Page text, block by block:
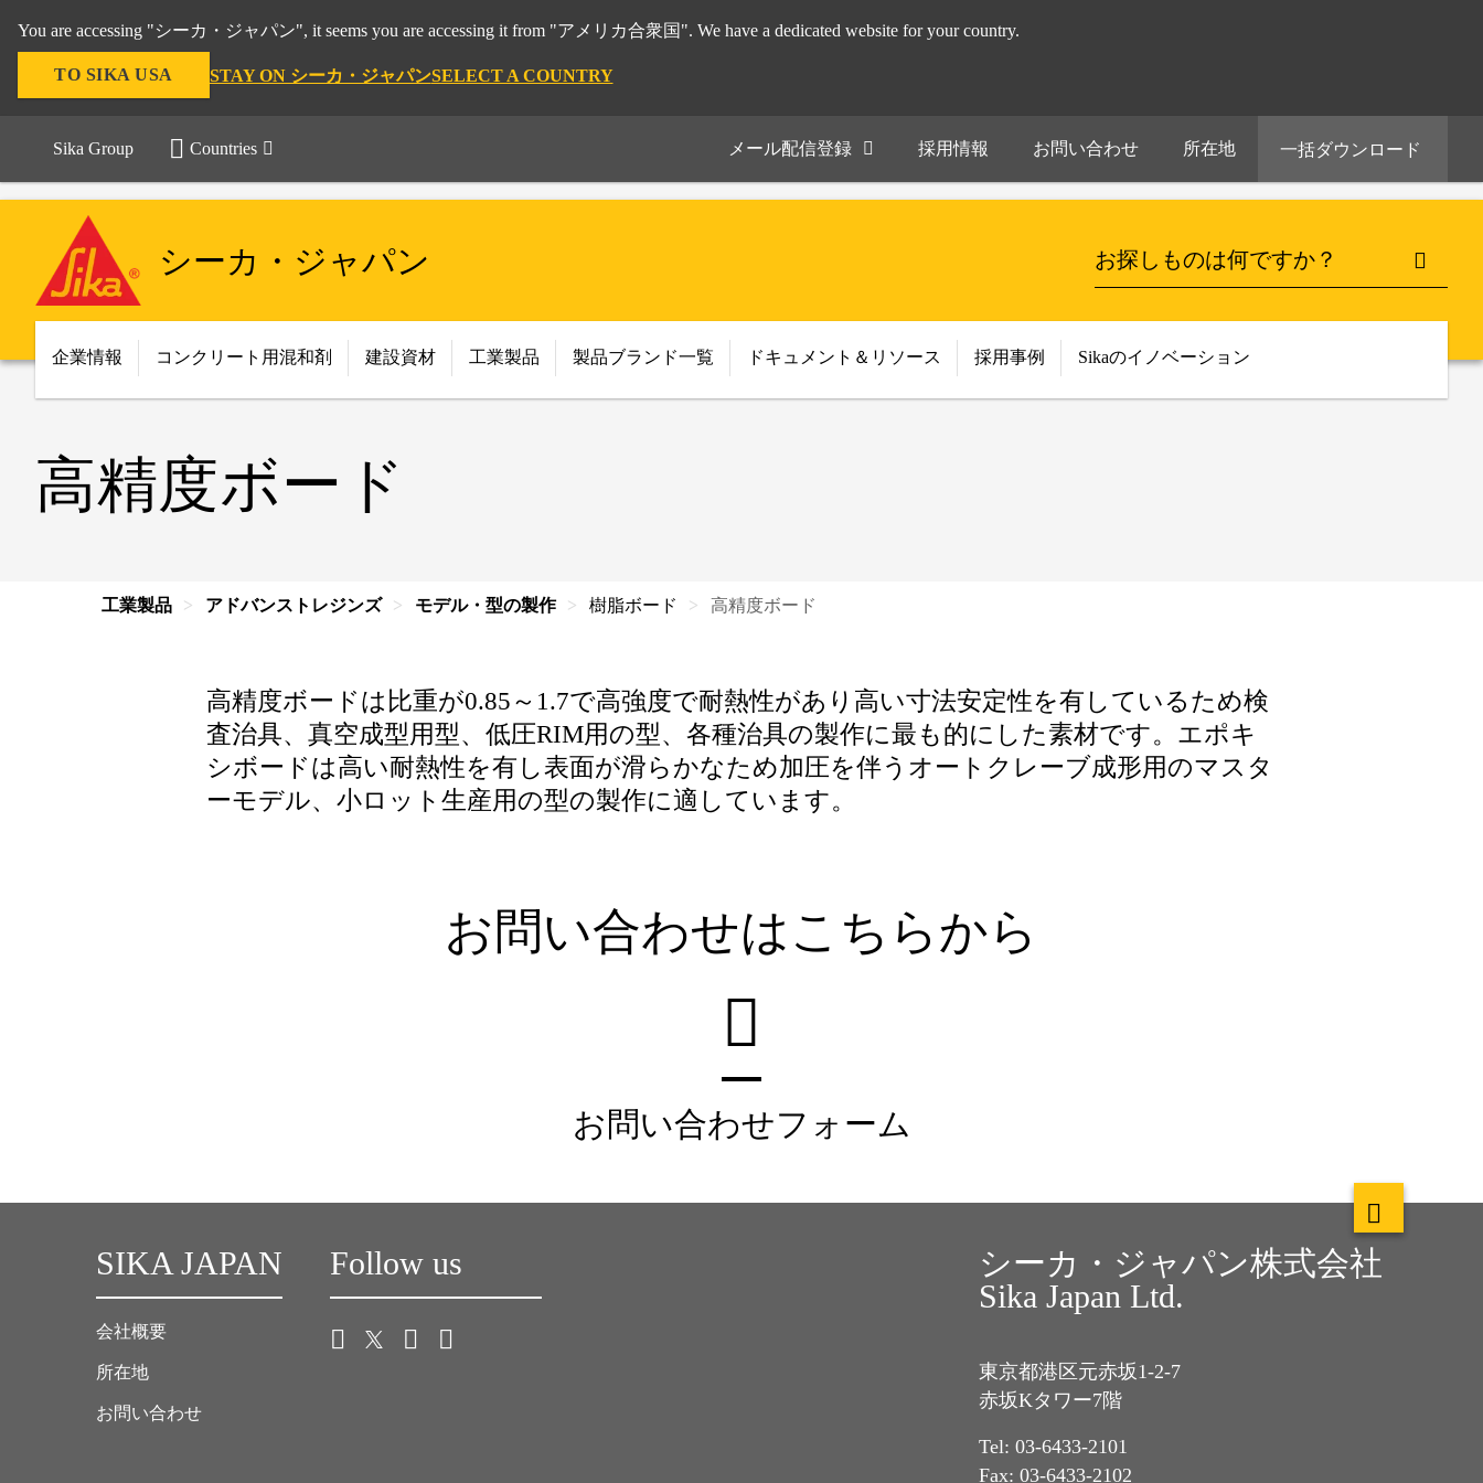
You are accessing "シーカ・ジャパン", it seems you are accessing it from "アメリカ合衆国". We have a dedicated website for your country.
TO SIKA USA STAY ON シーカ・ジャパンSELECT A COUNTRY
Sika Group Countries メール配信登録 採用情報 お問い合わせ 所在地 一括ダウンロード
シーカ・ジャパン
企業情報 コンクリート用混和剤 建設資材 工業製品 製品ブランド一覧 ドキュメント＆リソース 採用事例 Sikaのイノベーション
高精度ボード
工業製品 アドバンストレジンズ モデル・型の製作 樹脂ボード 高精度ボード
高精度ボードは比重が0.85～1.7で高強度で耐熱性があり高い寸法安定性を有しているため検
査治具、真空成型用型、低圧RIM用の型、各種治具の製作に最も的にした素材です。エポキ
シボードは高い耐熱性を有し表面が滑らかなため加圧を伴うオートクレーブ成形用のマスタ
ーモデル、小ロット生産用の型の製作に適しています。
お問い合わせはこちらから
お問い合わせフォーム
SIKA JAPAN
会社概要
所在地
お問い合わせ
Follow us
シーカ・ジャパン株式会社
Sika Japan Ltd.
東京都港区元赤坂1-2-7
赤坂Kタワー7階
Tel: 03-6433-2101
Fax: 03-6433-2102